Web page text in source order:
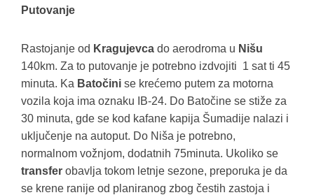
Putovanje
Rastojanje od Kragujevca do aerodroma u Nišu
140km. Za to putovanje je potrebno izdvojiti 1 sat ti 45
minuta. Ka Batočini se krećemo putem za motorna
vozila koja ima oznaku IB-24. Do Batočine se stiže za
30 minuta, gde se kod kafane kapija Šumadije nalazi i
uključenje na autoput. Do Niša je potrebno,
normalnom vožnjom, dodatnih 75minuta. Ukoliko se
transfer obavlja tokom letnje sezone, preporuka je da
se krene ranije od planiranog zbog čestih zastoja i